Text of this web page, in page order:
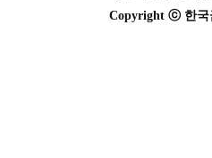
Copyright ⓒ 한국